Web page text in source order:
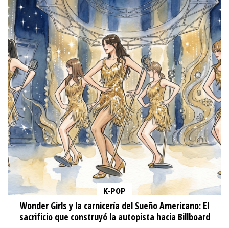
K-POP
Wonder Girls y la carnicería del Sueño Americano: El
sacrificio que construyó la autopista hacia Billboard